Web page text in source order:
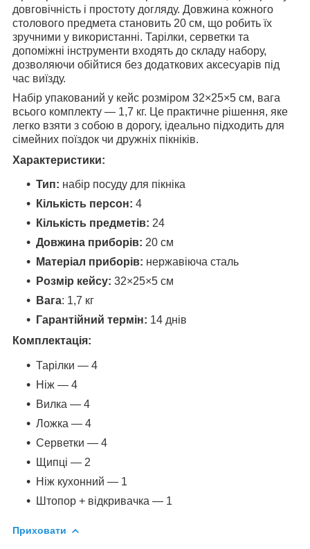
довговічність і простоту догляду. Довжина кожного
столового предмета становить 20 см, що робить їх
зручними у використанні. Тарілки, серветки та
допоміжні інструменти входять до складу набору,
дозволяючи обійтися без додаткових аксесуарів під
час виїзду.
Набір упакований у кейс розміром 32×25×5 см, вага
всього комплекту — 1,7 кг. Це практичне рішення, яке
легко взяти з собою в дорогу, ідеально підходить для
сімейних поїздок чи дружніх пікніків.
Характеристики:
Тип: набір посуду для пікніка
Кількість персон: 4
Кількість предметів: 24
Довжина приборів: 20 см
Матеріал приборів: нержавіюча сталь
Розмір кейсу: 32×25×5 см
Вага: 1,7 кг
Гарантійний термін: 14 днів
Комплектація:
Тарілки — 4
Ніж — 4
Вилка — 4
Ложка — 4
Серветки — 4
Щипці — 2
Ніж кухонний — 1
Штопор + відкривачка — 1
Приховати